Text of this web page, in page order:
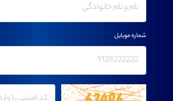
شماره موبایل